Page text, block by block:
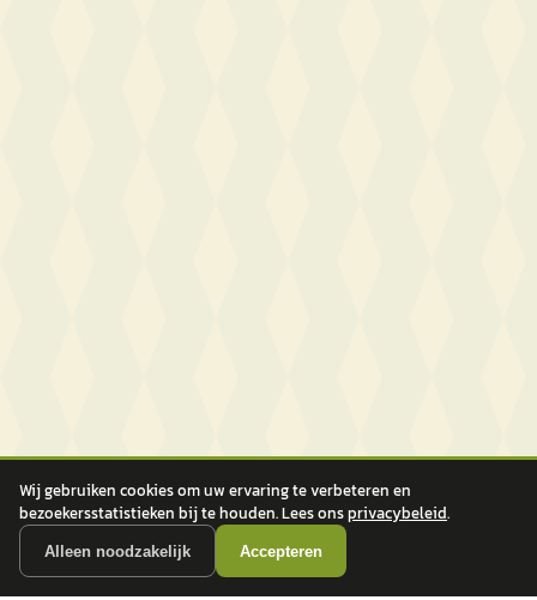
Wij gebruiken cookies om uw ervaring te verbeteren en
bezoekersstatistieken bij te houden. Lees onsprivacybeleid.
Alleen noodzakelijk Accepteren